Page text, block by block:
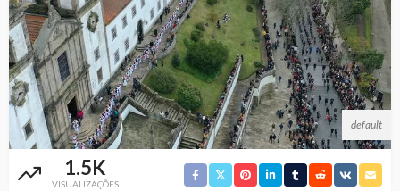
default
1.5K
VISUALIZAÇÕES